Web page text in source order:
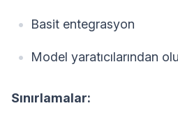
Basit entegrasyon
Model yaratıcılarından
Sınırlamalar: